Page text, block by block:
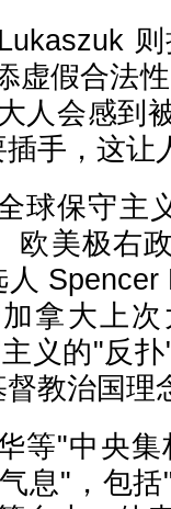
虚假合法
人会感
手，这让
球保守主
欧美极右
拿大上
义的"反
教治国理
等"中央
息"，包